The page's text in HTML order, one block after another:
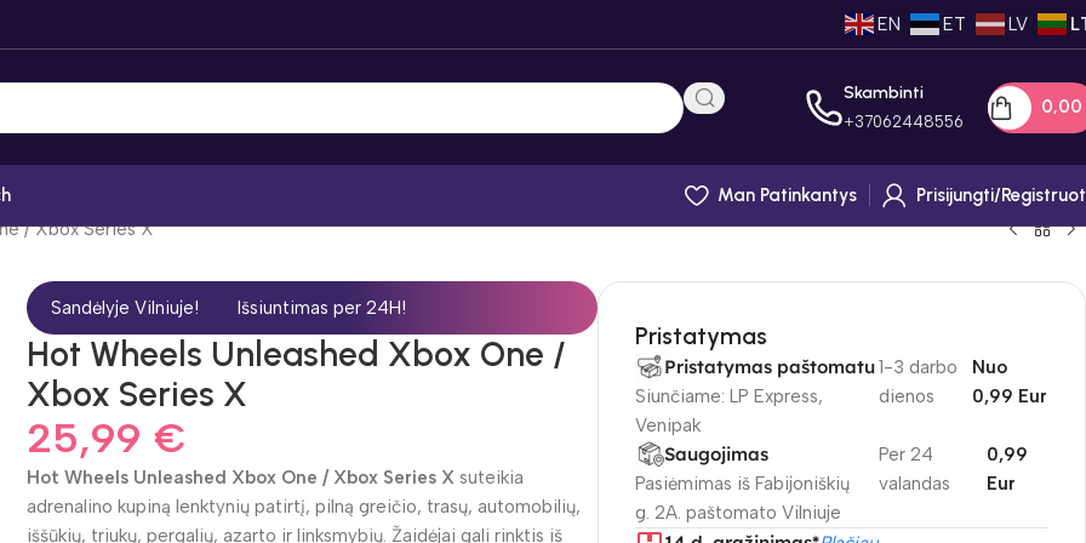
EN ET LV
Skambinti
+37062448556
0,00
Man Patinkantys
Prisijungti/
/ Xbox Series X
Sandėlyje Vilniuje!Išsiuntimas per 24H!
Hot Wheels Unleashed Xbox One /
Xbox Series X
25,99 €
Hot Wheels Unleashed Xbox One / Xbox Series X suteikia
adrenalino kupiną lenktynių patirtį, pilną greičio, trasų, automobilių,
iššūkių, triukų, pergalių, azarto ir linksmybių. Žaidėjai gali rinktis iš
Pristatymas
Pristatymas paštomatu
Siunčiame: LP Express,
Venipak
1-3 darbo
dienos
Nuo
0,99 Eur
Saugojimas
Pasiėmimas iš Fabijoniškių
g. 2A. paštomato Vilniuje
Per 24
valandas
0,99
Eur